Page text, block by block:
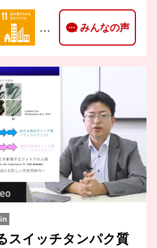
… みんなの声
スイッチタンパク質